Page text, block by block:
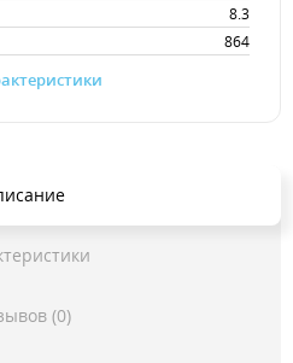
8.3
864
(0)